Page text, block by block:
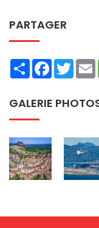
PARTAGER
ShareFacebook
GALERIE